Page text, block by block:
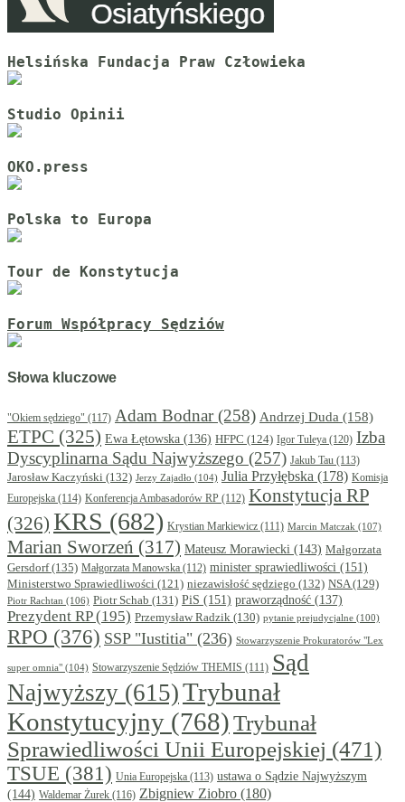
Helsińska Fundacja Praw Człowieka
Studio Opinii
OKO.press
Polska to Europa
Tour de Konstytucja
Forum Współpracy Sędziów
Słowa kluczowe
"Okiem sędziego" (117) Adam Bodnar(258) Andrzej Duda (158)
ETPC (325) Ewa Łętowska (136) HFPC (124) Igor Tuleya (120) Izba
Dyscyplinarna Sądu Najwyższego (257) Jakub Tau (113)
Jarosław Kaczyński (132) Jerzy Zajadło (104) Julia Przyłębska (178) Komisja
Europejska (114) Konferencja Ambasadorów RP (112) Konstytucja RP
(326) KRS (682) Krystian Markiewicz (111) Marcin Matczak (107)
Marian Sworzeń (317) Mateusz Morawiecki (143) Małgorzata
Gersdorf(135) Małgorzata Manowska (112) minister sprawiedliwości (151)
Ministerstwo Sprawiedliwości (121) niezawisłość sędziego (132) NSA (129)
Piotr Rachtan (106) Piotr Schab (131) PiS (151) praworządność (137)
Prezydent RP(195) Przemysław Radzik (130) pytanie prejudycjalne (100)
RPO (376) SSP "Iustitia" (236) Stowarzyszenie Prokuratorów "Lex
super omnia" (104) Stowarzyszenie Sędziów THEMIS (111) Sąd
Najwyższy (615)Trybunał
Konstytucyjny (768)Trybunał
Sprawiedliwości Unii Europejskiej (471)
TSUE (381) Unia Europejska (113) ustawa o Sądzie Najwyższym
(144) Waldemar Żurek (116) Zbigniew Ziobro (180)